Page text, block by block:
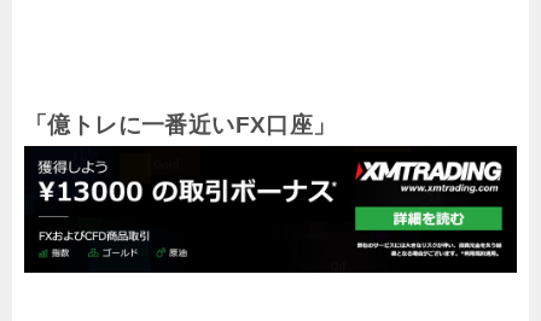
「億トレに一番近いFX口座」